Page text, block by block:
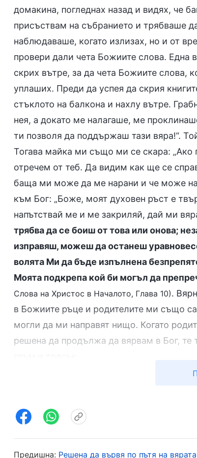
домакина, погледнах назад и видях, че
присъствам на събранието и трябваше
наблюдаваше, когато излизах, но и от
провери дали чета Божиите слова. Една
скрих вътре, за да чета Божиите слова,
уплаших. Преди да успея да скрия
стъклото на балкона и нахлу вътре.
нея, а докато ме налагаше, ме
ти позволя да поддържаш тази вяра!“.
Тогава майка ми също ми се скара:
отречем от теб. Да видим как ще се
баща ми може да ме нарани и че може
към Бог: „Боже, моят духовен ръст е
напътствай ме и ме закриляй, дай ми
трябва да се боиш от това или онова;
изправяш, можеш да останеш
волята Ми да бъде изпълнена
Моята подкрепа кой би могъл да
Слова на Христос в Началото, Глава 10).
в Божиите ръце и родителите ми също
могли да ми направят нищо. Когато
решена да продължа да вярвам в Бог, те
Бог, родителите ми, които винаги ме
Предишна: Решена да вървя по пътя на